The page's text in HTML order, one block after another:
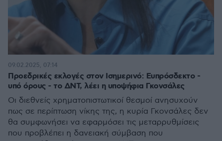
Προεδρικές εκλογές στον Ισημερινό: Ευπρόσδεκτο -
υπό όρους - το ΔΝΤ, λέει η υποψήφια Γκονσάλες
Οι διεθνείς χρηματοπιστωτικοί θεσμοί ανησυχούν
πως σε περίπτωση νίκης της, η κυρία Γκονσάλες δεν
θα συμφωνήσει να εφαρμόσει τις μεταρρυθμίσεις
που προβλέπει η δανειακή σύμβαση που
09.02.2025, 07:14